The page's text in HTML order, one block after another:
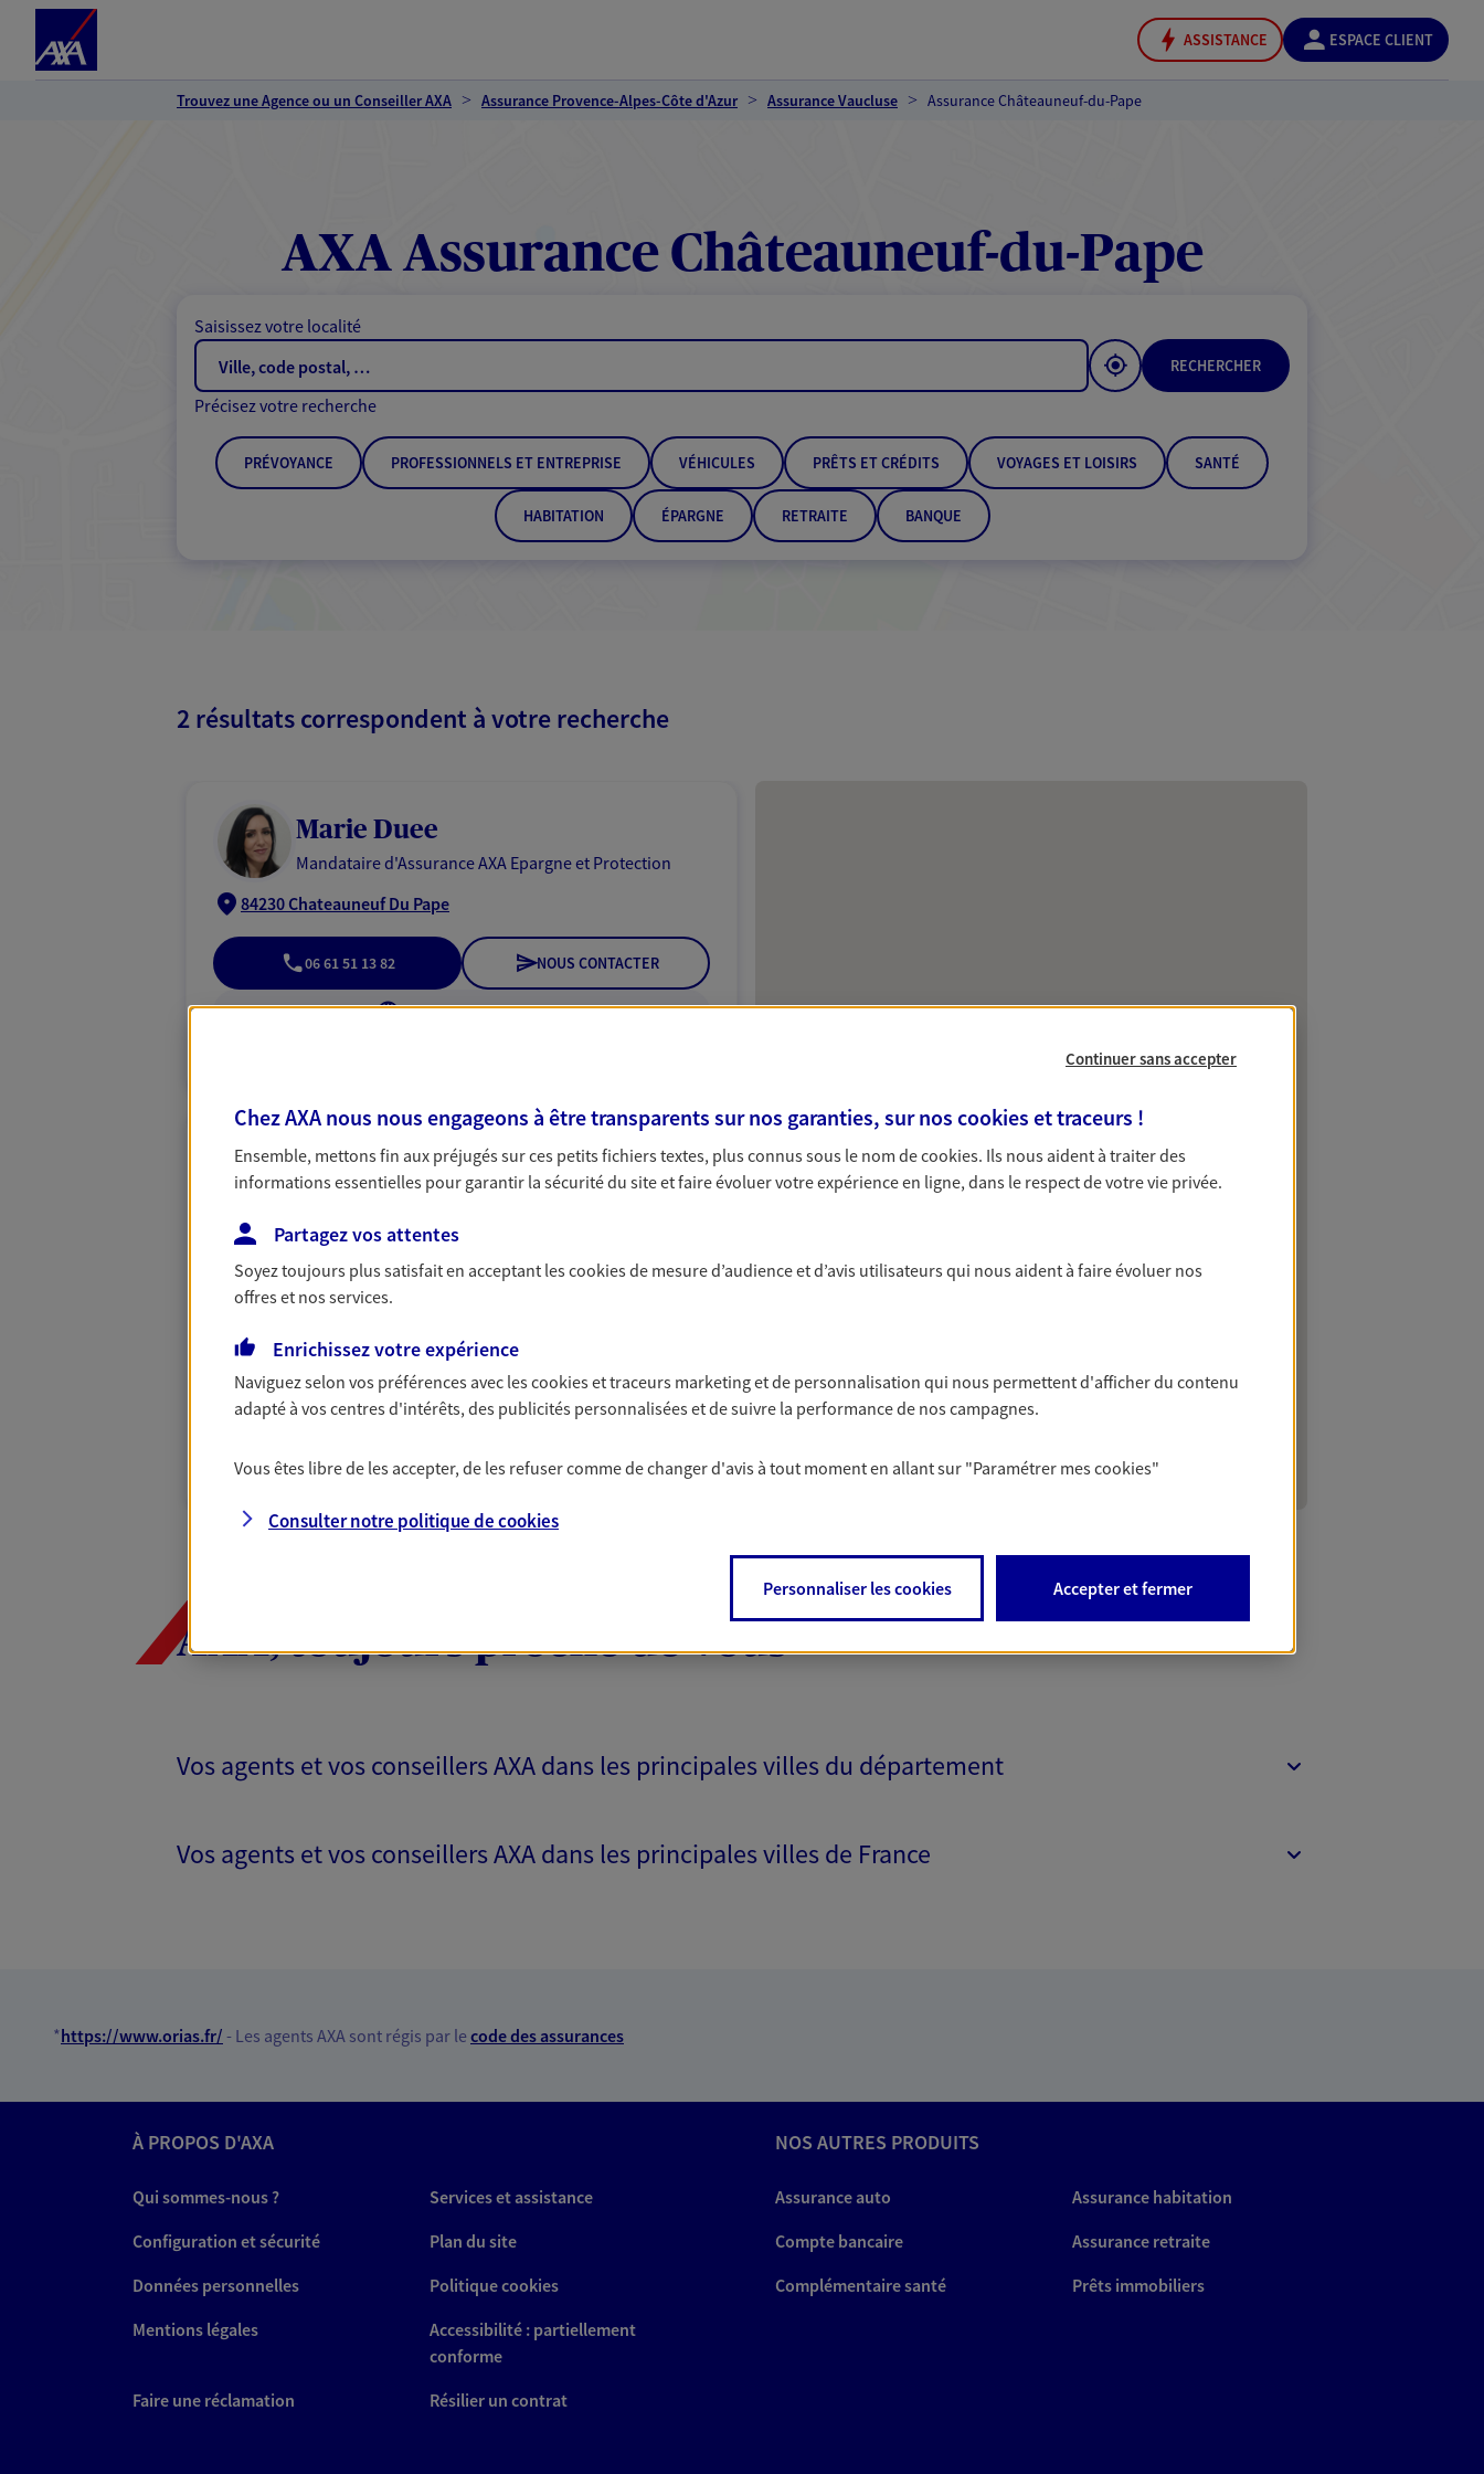
ASSISTANCE ESPACE CLIENT
Trouvez une Agence ou un Conseiller AXA Assurance Provence-Alpes-Côte d'Azur Assurance Vaucluse Assurance Châteauneuf-du-Pape
AXA Assurance Châteauneuf-du-Pape
Saisissez votre localité
RECHERCHER
Précisez votre recherche
PRÉVOYANCE PROFESSIONNELS ET ENTREPRISE VÉHICULES PRÊTS ET CRÉDITS VOYAGES ET LOISIRS SANTÉ
HABITATION ÉPARGNE RETRAITE BANQUE
2 résultats correspondent à votre recherche
Marie Duee
Mandataire d'Assurance AXA Epargne et Protection
84230 Chateauneuf Du Pape
06 61 51 13 82 NOUS CONTACTER
VOIR NOTRE SITE WEB
Arnaud Nal
Agent général d'assurance exclusif AXA Prévoyance &
10, Impasse Des Ecoles, 84230 Chateauneuf Du Pape
Agence accessible
Horaires :Ouvert
07 63 18 04 44 NOUS CONTACTER
N° Orias * (orias.fr) : 25006178
AXA, toujours proche de vous
Vos agents et vos conseillers AXA dans les principales villes du département
Vos agents et vos conseillers AXA dans les principales villes de France
*https://www.orias.fr/ - Les agents AXA sont régis par lecode des assurances
À PROPOS D'AXA
Qui sommes-nous ?
Services et assistance
Configuration et sécurité
Plan du site
Données personnelles
Politique cookies
Mentions légales
Accessibilité : partiellement
conforme
Faire une réclamation
Résilier un contrat
NOS AUTRES PRODUITS
Assurance auto
Assurance habitation
Compte bancaire
Assurance retraite
Complémentaire santé
Prêts immobiliers
Continuer sans accepter
Chez AXA nous nous engageons à être transparents sur nos garanties, sur nos cookies et traceurs !
Ensemble, mettons fin aux préjugés sur ces petits fichiers textes, plus connus sous le nom decookies. Ils nous aident à traiter des
informations essentielles pour garantir la sécurité du site et faire évoluer votre expérience en ligne, dans le respect de votre vie privée.
Partagez vos attentes
Soyez toujours plus satisfait en acceptant lescookiesde mesure d’audience et d’avis utilisateurs qui nous aident à faire évoluer nos
offres et nos services.
Enrichissez votre expérience
Naviguez selon vos préférences avec lescookies et traceurs marketing et de personnalisation qui nous permettent d'afficher du contenu
adapté à vos centres d'intérêts, des publicités personnalisées et de suivre la performance de nos campagnes.
Vous êtes libre de les accepter, de les refuser comme de changer d'avis à tout moment en allant sur "Paramétrer mescookies"
Consulter notre politique decookies
Personnaliser les cookies Accepter et fermer